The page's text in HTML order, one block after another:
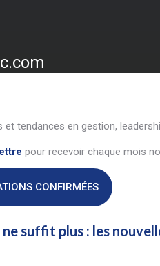
et tendances en gestion,
pour recevoir chaque mois
CONFIRMÉES
ne suffit plus : les